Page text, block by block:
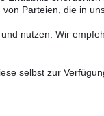
Parteien, die in
nutzen. Wir
selbst zur